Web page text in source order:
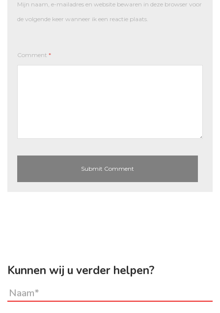
Mijn naam, e-mailadres en website bewaren in deze browser voor
de volgende keer wanneer ik een reactie plaats.
Comment *
Kunnen wij u verder helpen?